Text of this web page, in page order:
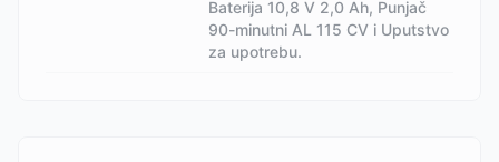
Baterija 10,8 V 2,0 Ah, Punjač
90-minutni AL 115 CV i Uputstvo
za upotrebu.